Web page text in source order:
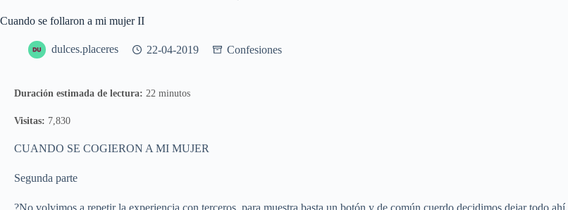
Cuando se follaron a mi mujer II
dulces.placeres 22-04-2019 Confesiones
Duración estimada de lectura: 22 minutos
Visitas: 7,830
CUANDO SE COGIERON A MI MUJER
Segunda parte
?No volvimos a repetir la experiencia con terceros, para muestra basta un botón y de común cuerdo decidimos dejar todo ahí,